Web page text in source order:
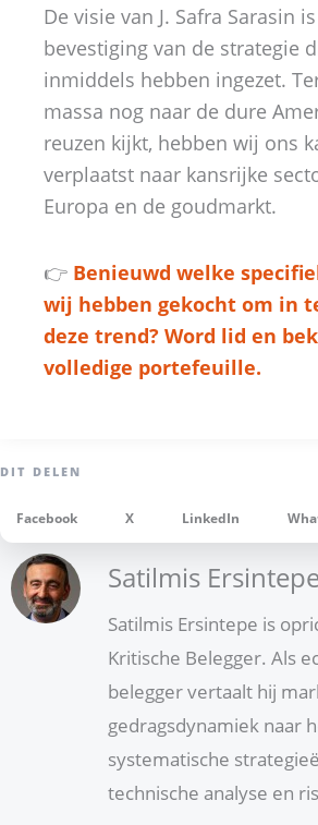
De visie van J. Safra Sarasin
bevestiging van de strategie
inmiddels hebben ingezet.
massa nog naar de dure
reuzen kijkt, hebben wij ons
verplaatst naar kansrijke
Europa en de goudmarkt.
👉 Benieuwd welke
wij hebben gekocht om in
deze trend? Word lid en
volledige portefeuille.
Facebook X LinkedIn
Satilmis
Satilmis Ersintepe is
Kritische Belegger. Als
belegger vertaalt hij
gedragsdynamiek naar
systematische
technische analyse en